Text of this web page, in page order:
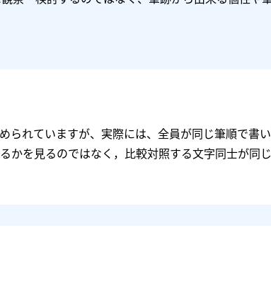
られていますが、実際には、全員が同じ筆順で書
かを見るのではなく，比較対照する文字同士が同